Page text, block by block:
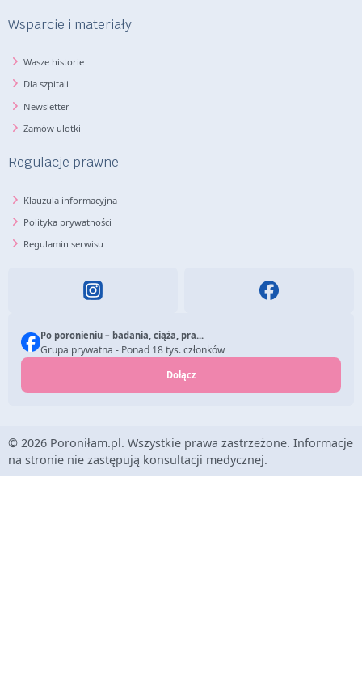
Wsparcie i materiały
Wasze historie
Dla szpitali
Newsletter
Zamów ulotki
Regulacje prawne
Klauzula informacyjna
Polityka prywatności
Regulamin serwisu
Po poronieniu – badania, ciąża, pra...
Grupa prywatna - Ponad 18 tys. członków
Dołącz
© 2026 Poroniłam.pl. Wszystkie prawa zastrzeżone. Informacje
na stronie nie zastępują konsultacji medycznej.